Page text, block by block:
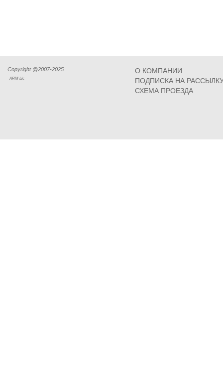
Copyright @2007-2025
ARM Llc
О КОМПАНИИ
ПОДПИСКА НА
СХЕМА ПРОЕЗДА